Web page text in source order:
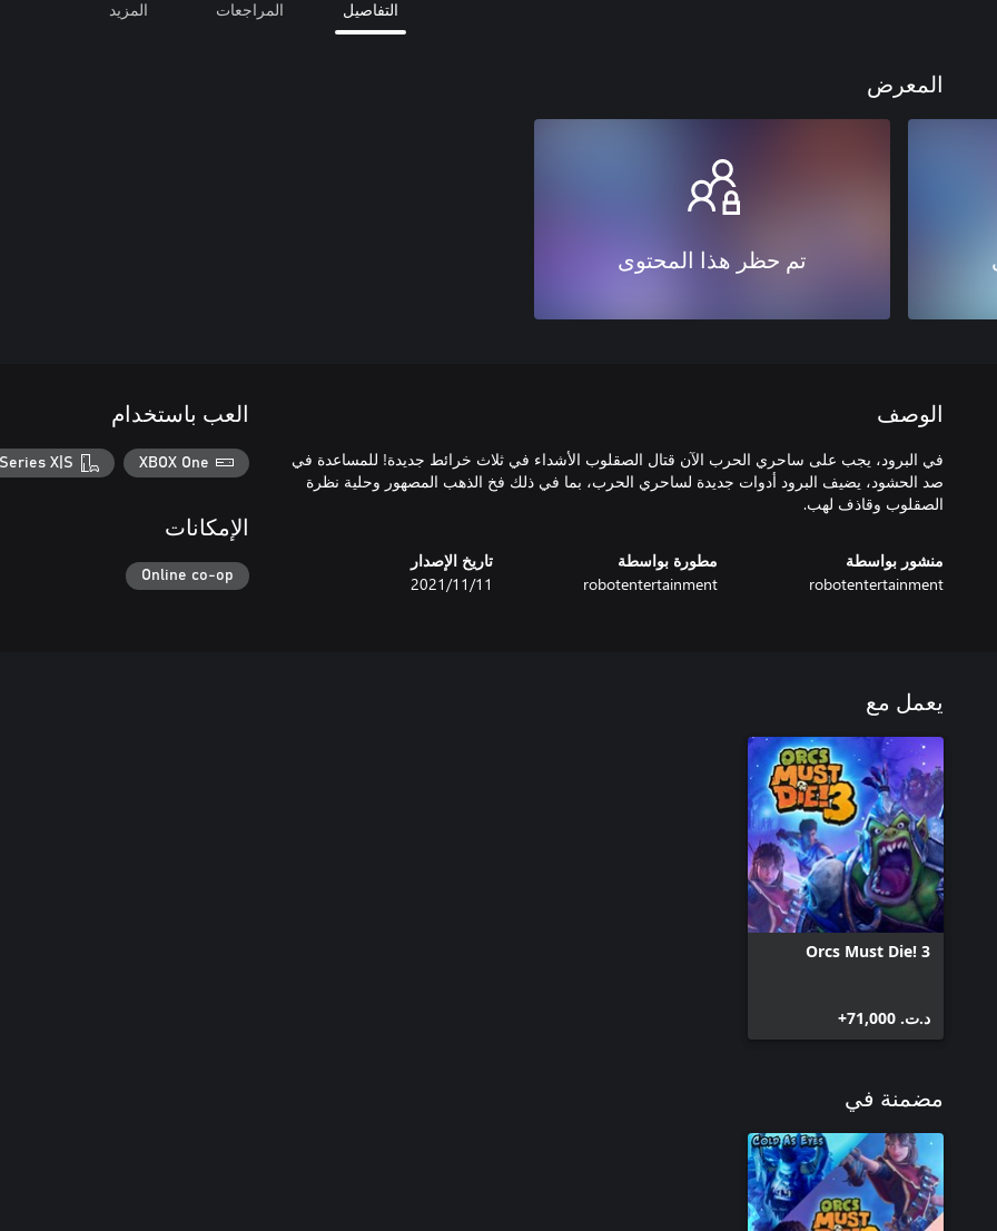
التفاصيل المراجعات المزيد
المعرض
تم حظر هذا المحتوى
الوصف
في البرود، يجب على ساحري الحرب الآن قتال الصقلوب الأشداء في ثلاث خرائط جديدة! للمساعدة في
صد الحشود، يضيف البرود أدوات جديدة لساحري الحرب، بما في ذلك فخ الذهب المصهور وحلية نظرة
الصقلوب وقاذف لهب.
منشور بواسطة
robotentertainment
مطورة بواسطة
robotentertainment
تاريخ الإصدار
11‏/11‏/2021
العب باستخدام
XBOX One
X|S
الإمكانات
Online co-op
يعمل مع
Orcs Must Die! 3
د.ت.‏ 71,000+
مضمنة في